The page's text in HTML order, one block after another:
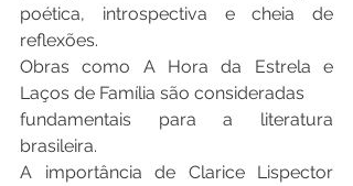
poética, introspectiva e cheia de
reflexões.
Obras como A Hora da Estrela e
Laços de Família são consideradas
fundamentais para a literatura
brasileira.
A importância de Clarice Lispector